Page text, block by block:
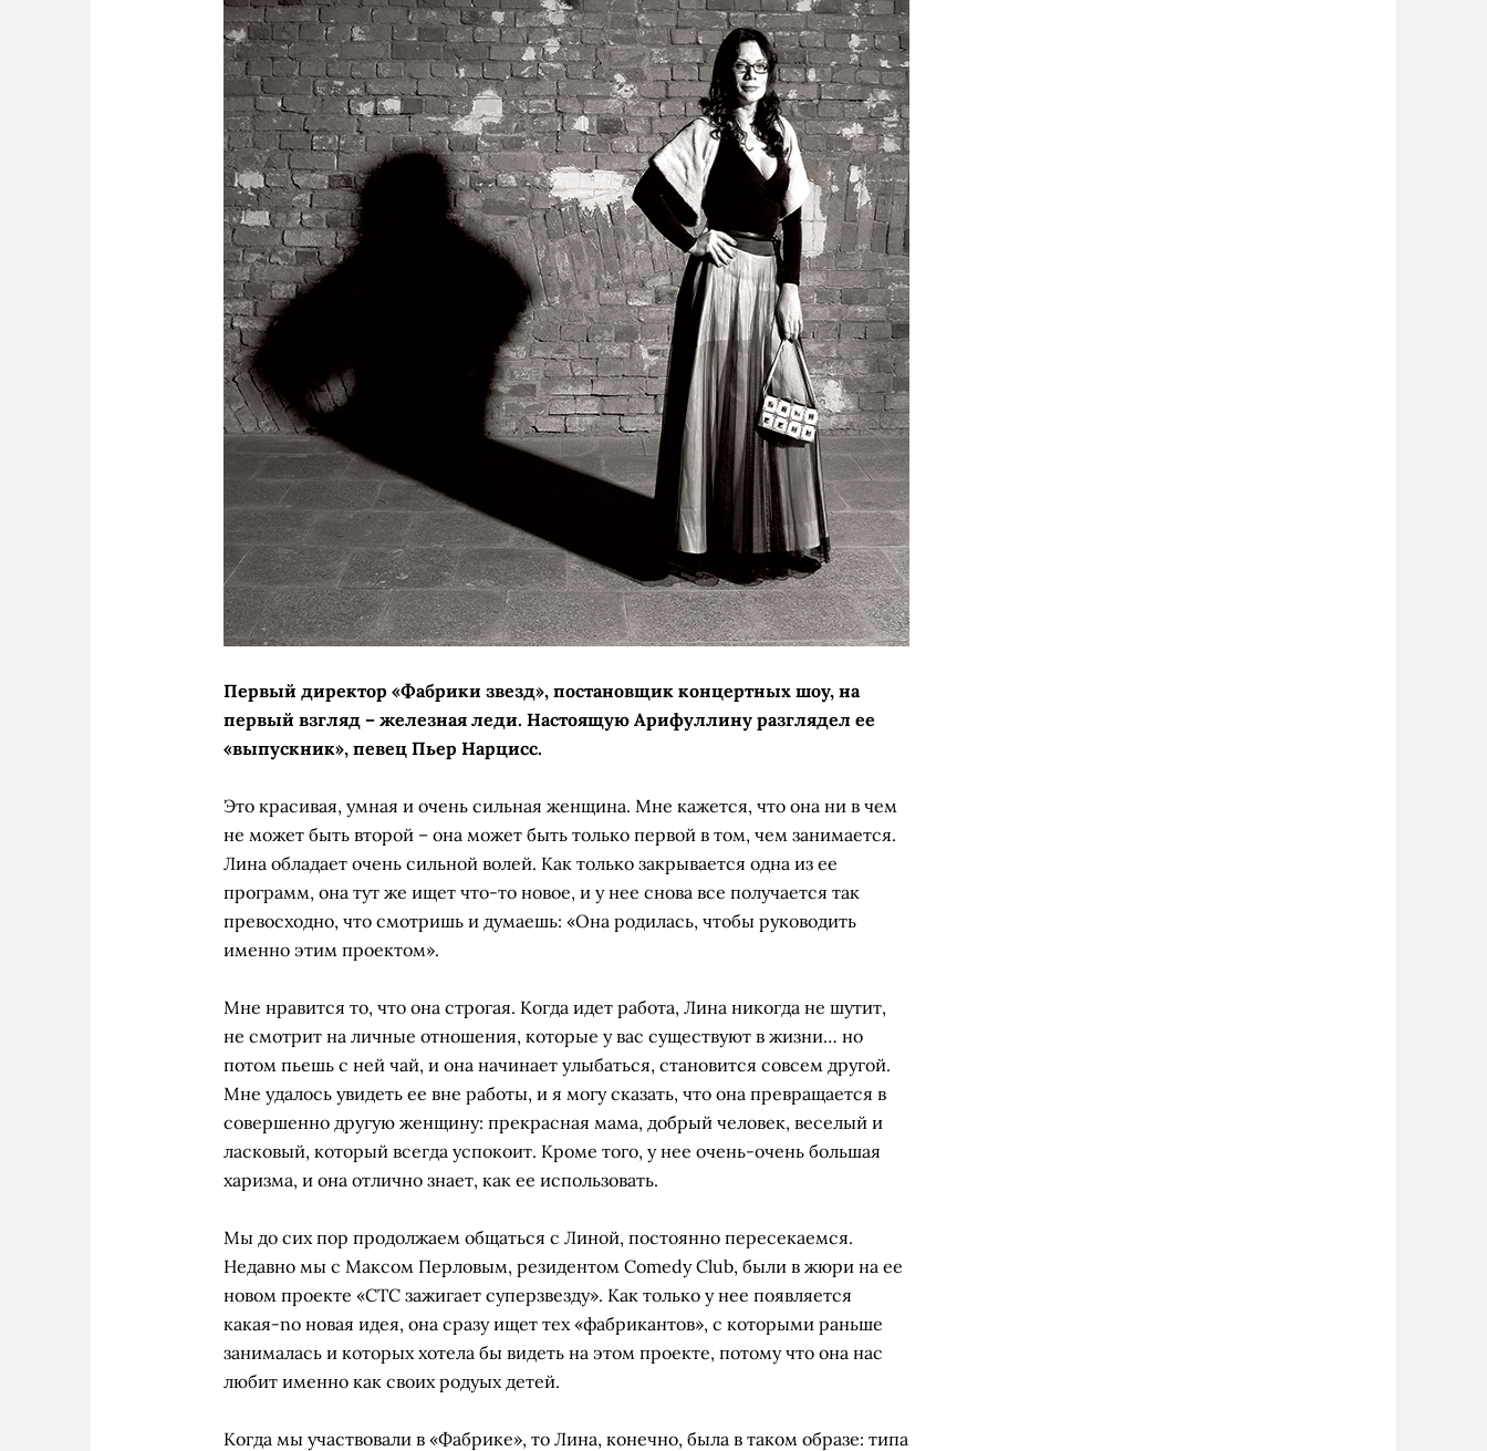
Первый директор «Фабрики звезд», постановщик концертных шоу, на
первый взгляд – железная леди. Настоящую Арифуллину разглядел ее
«выпускник», певец Пьер Нарцисс.
Это красивая, умная и очень сильная женщина. Мне кажется, что она ни в чем
не может быть второй – она может быть только первой в том, чем занимается.
Лина обладает очень сильной волей. Как только закрывается одна из ее
программ, она тут же ищет что-то новое, и у нее снова все получается так
превосходно, что смотришь и думаешь: «Она родилась, чтобы руководить
именно этим проектом».
Мне нравится то, что она строгая. Когда идет работа, Лина никогда не шутит,
не смотрит на личные отношения, которые у вас существуют в жизни… но
потом пьешь с ней чай, и она начинает улыбаться, становится совсем другой.
Мне удалось увидеть ее вне работы, и я могу сказать, что она превращается в
совершенно другую женщину: прекрасная мама, добрый человек, веселый и
ласковый, который всегда успокоит. Кроме того, у нее очень-очень большая
харизма, и она отлично знает, как ее использовать.
Мы до сих пор продолжаем общаться с Линой, постоянно пересекаемся.
Недавно мы с Максом Перловым, резидентом Comedy Club, были в жюри на ее
новом проекте «СТС зажигает суперзвезду». Как только у нее появляется
какая-nо новая идея, она сразу ищет тех «фабрикантов», с которыми раньше
занималась и которых хотела бы видеть на этом проекте, потому что она нас
любит именно как своих родyых детей.
Когда мы участвовали в «Фабрике», то Лина, конечно, была в таком образе: типа